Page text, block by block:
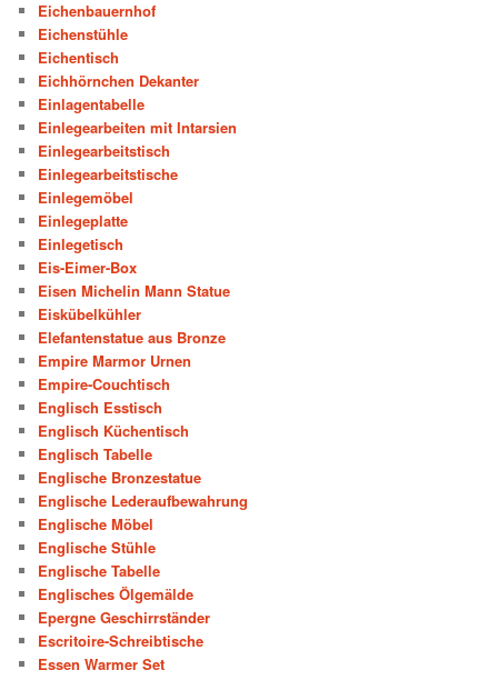
Eichenbauernhof
Eichenstühle
Eichentisch
Eichhörnchen Dekanter
Einlagentabelle
Einlegearbeiten mit Intarsien
Einlegearbeitstisch
Einlegearbeitstische
Einlegemöbel
Einlegeplatte
Einlegetisch
Eis-Eimer-Box
Eisen Michelin Mann Statue
Eiskübelkühler
Elefantenstatue aus Bronze
Empire Marmor Urnen
Empire-Couchtisch
Englisch Esstisch
Englisch Küchentisch
Englisch Tabelle
Englische Bronzestatue
Englische Lederaufbewahrung
Englische Möbel
Englische Stühle
Englische Tabelle
Englisches Ölgemälde
Epergne Geschirrständer
Escritoire-Schreibtische
Essen Warmer Set